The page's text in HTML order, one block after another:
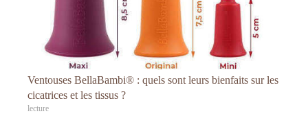
Ventouses BellaBambi® : quels sont leurs bienfaits sur les
cicatrices et les tissus ?
lecture